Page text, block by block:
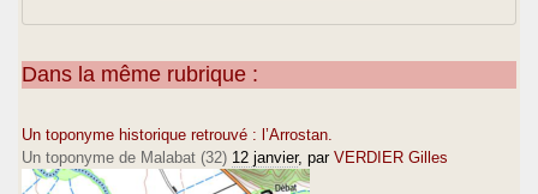
Dans la même rubrique :
Un toponyme historique retrouvé : l’Arrostan.
Un toponyme de Malabat (32) 12 janvier, par VERDIER Gilles